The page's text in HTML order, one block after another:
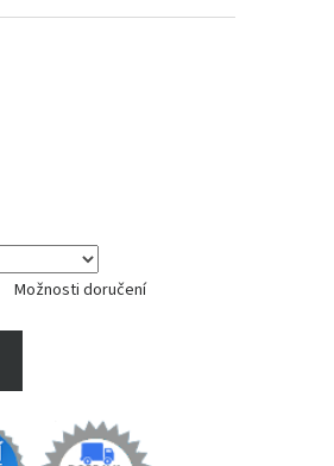
Možnosti doručení